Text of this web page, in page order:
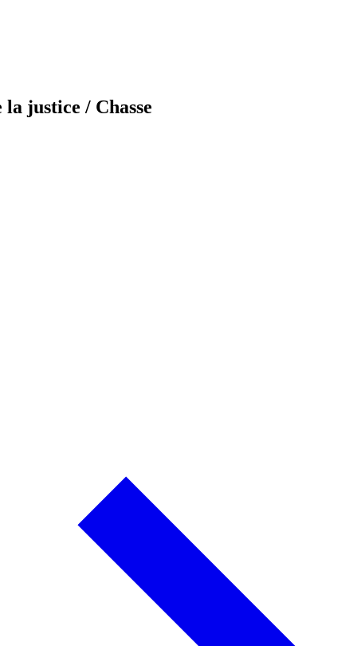
justice / Chasse